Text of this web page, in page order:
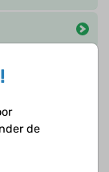
de